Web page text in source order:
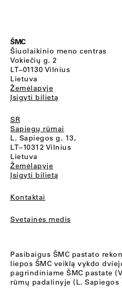
ŠMC
Šiuolaikinio meno centras
Vokiečių g. 2
LT–01130 Vilnius
Lietuva
Žemėlapyje
Įsigyti bilietą
SR
Sapiegų rūmai
L. Sapiegos g. 13,
LT–10312 Vilnius
Lietuva
Žemėlapyje
Įsigyti bilietą
Kontaktai
Svetainės medis
Pasibaigus ŠMC pastato
liepos ŠMC veiklą vykdo
pagrindiniame ŠMC pastate
rūmų padalinyje (L. Sapiegos